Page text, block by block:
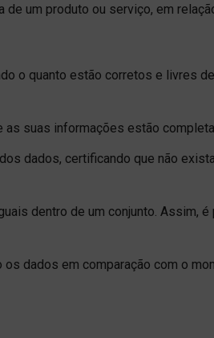
um produto ou serviço, em
o quanto estão corretos e livres
suas informações estão
dados, certificando que não
dentro de um conjunto. Assim,
dados em comparação com o